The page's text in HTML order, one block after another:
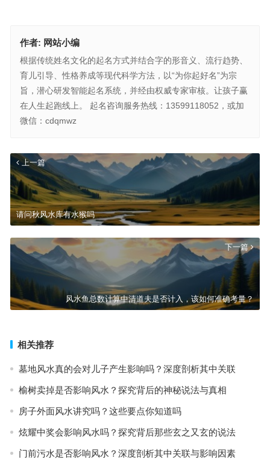
作者: 网站小编
根据传统姓名文化的起名方式并结合字的形音义、流行趋势、
育儿引导、性格养成等现代科学方法，以“为你起好名”为宗
旨，潜心研发智能起名系统，并经由权威专家审核。让孩子赢
在人生起跑线上。 起名咨询服务热线：13599118052，或加
微信：cdqmwz
上一篇
请问秋风水库有水猴吗
下一篇
风水鱼总数计算中清道夫是否计入，该如何准确考量？
相关推荐
墓地风水真的会对儿子产生影响吗？深度剖析其中关联
榆树卖掉是否影响风水？探究背后的神秘说法与真相
房子外面风水讲究吗？这些要点你知道吗
炫耀中奖会影响风水吗？探究背后那些玄之又玄的说法
门前污水是否影响风水？深度剖析其中关联与影响因素